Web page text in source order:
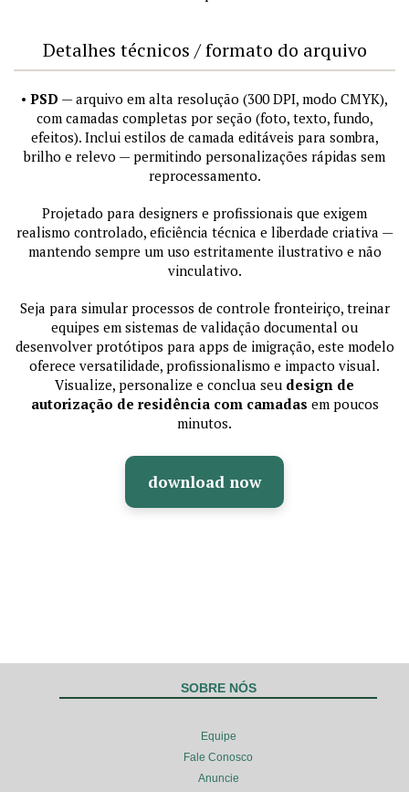
Detalhes técnicos / formato do arquivo
• PSD — arquivo em alta resolução (300 DPI, modo CMYK),
com camadas completas por seção (foto, texto, fundo,
efeitos). Inclui estilos de camada editáveis para sombra,
brilho e relevo — permitindo personalizações rápidas sem
reprocessamento.
Projetado para designers e profissionais que exigem
realismo controlado, eficiência técnica e liberdade criativa —
mantendo sempre um uso estritamente ilustrativo e não
vinculativo.
Seja para simular processos de controle fronteiriço, treinar
equipes em sistemas de validação documental ou
desenvolver protótipos para apps de imigração, este modelo
oferece versatilidade, profissionalismo e impacto visual.
Visualize, personalize e conclua seu design de
autorização de residência com camadas em poucos
minutos.
download now
SOBRE NÓS
Equipe
Fale Conosco
Anuncie